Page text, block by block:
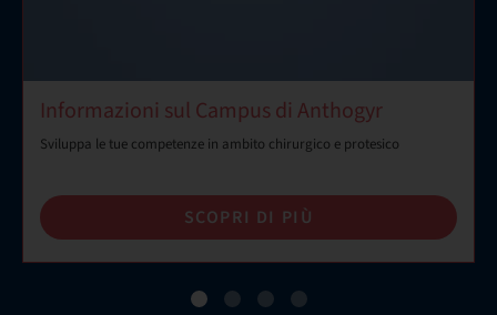
Informazioni sul Campus di Anthogyr
Sviluppa le tue competenze in ambito chirurgico e protesico
SCOPRI DI PIÙ